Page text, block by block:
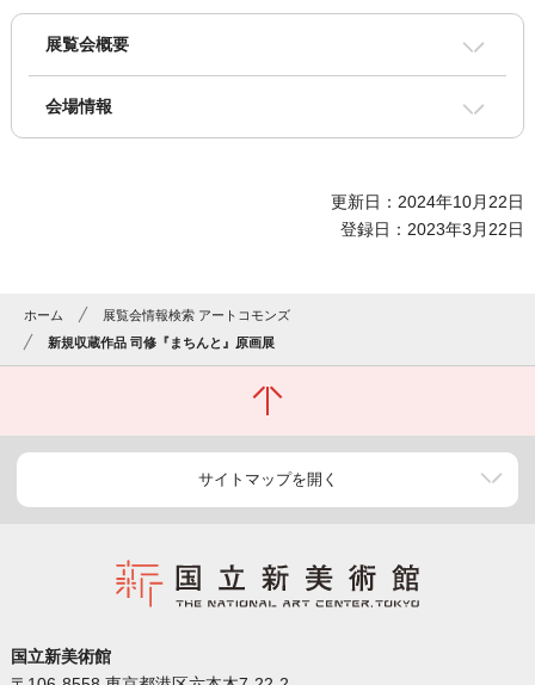
展覧会概要
会場情報
更新日：2024年10月22日
登録日：2023年3月22日
ホーム
展覧会情報検索 アートコモンズ
新規収蔵作品 司修『まちんと』原画展
サイトマップを開く
国立新美術館